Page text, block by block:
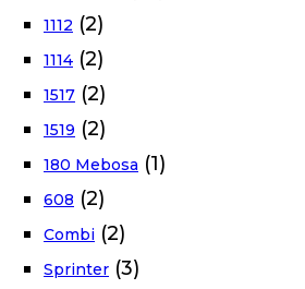
1112 (2)
1114 (2)
1517 (2)
1519 (2)
180 Mebosa (1)
608 (2)
Combi (2)
Sprinter (3)